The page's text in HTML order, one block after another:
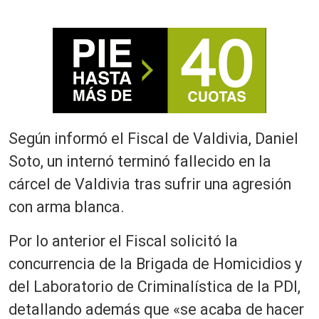
Según informó el Fiscal de Valdivia, Daniel
Soto, un internó terminó fallecido en la
cárcel de Valdivia tras sufrir una agresión
con arma blanca.
Por lo anterior el Fiscal solicitó la
concurrencia de la Brigada de Homicidios y
del Laboratorio de Criminalística de la PDI,
detallando además que «se acaba de hacer